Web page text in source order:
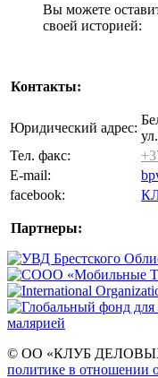
Вы можете
своей историей:
Контакты:
Юридический адрес:
Тел. факс:
E-mail:
facebook:
Партнеры:
© ОО «КЛУБ
политике в отношении